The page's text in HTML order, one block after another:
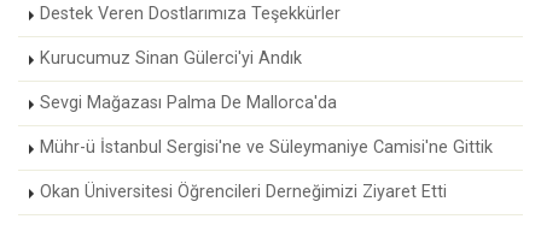
Destek Veren Dostlarımıza Teşekkürler
Kurucumuz Sinan Gülerci'yi Andık
Sevgi Mağazası Palma De Mallorca'da
Mühr-ü İstanbul Sergisi'ne ve Süleymaniye Camisi'ne Gittik
Okan Üniversitesi Öğrencileri Derneğimizi Ziyaret Etti